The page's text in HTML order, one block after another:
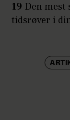
19 Den mest
tidsrøver i